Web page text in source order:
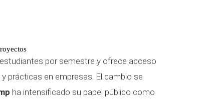
por semestre y ofrece acceso
prácticas en empresas. El cambio se
ha intensificado su papel público como